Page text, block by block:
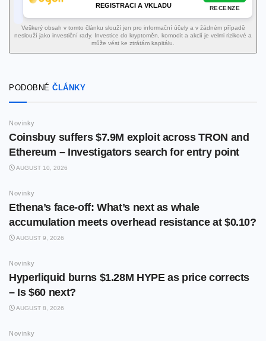
REGISTRACI A VKLADU
RECENZE
Veškerý obsah v tomto článku slouží jen pro informační účely a v žádném případě
neslouží jako investiční rady. Investice do kryptoměn, komodit a akcií je velmi rizikové a
může vést ke ztrátám kapitálu.
PODOBNÉ ČLÁNKY
Novinky
Coinsbuy suffers $7.9M exploit across TRON and
Ethereum – Investigators search for entry point
AUGUST 10, 2026
Novinky
Ethena’s face-off: What’s next as whale
accumulation meets overhead resistance at $0.10?
AUGUST 9, 2026
Novinky
Hyperliquid burns $1.28M HYPE as price corrects
– Is $60 next?
AUGUST 8, 2026
Novinky